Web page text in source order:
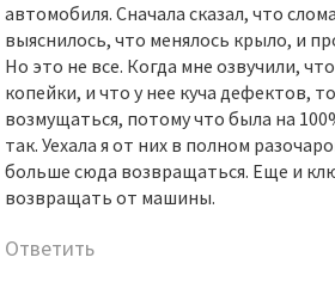
автомобиля. Сначала сказал, что
выяснилось, что менялось крыло, и
Но это не все. Когда мне озвучили,
копейки, и что у нее куча дефектов,
возмущаться, потому что была на
так. Уехала я от них в полном
больше сюда возвращаться. Еще и
возвращать от машины.
Ответить